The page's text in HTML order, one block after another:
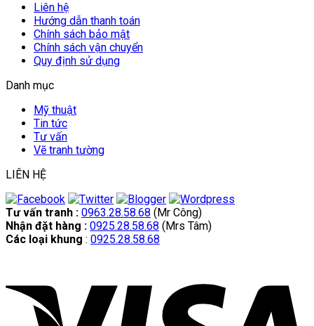
Liên hệ
Hướng dẫn thanh toán
Chính sách bảo mật
Chính sách vận chuyển
Quy định sử dụng
Danh mục
Mỹ thuật
Tin tức
Tư vấn
Vẽ tranh tường
LIÊN HỆ
Tư vấn tranh : 0963.28.58.68 (Mr Công)
Nhận đặt hàng : 0925.28.58.68 (Mrs Tâm)
Các loại khung : 0925.28.58.68